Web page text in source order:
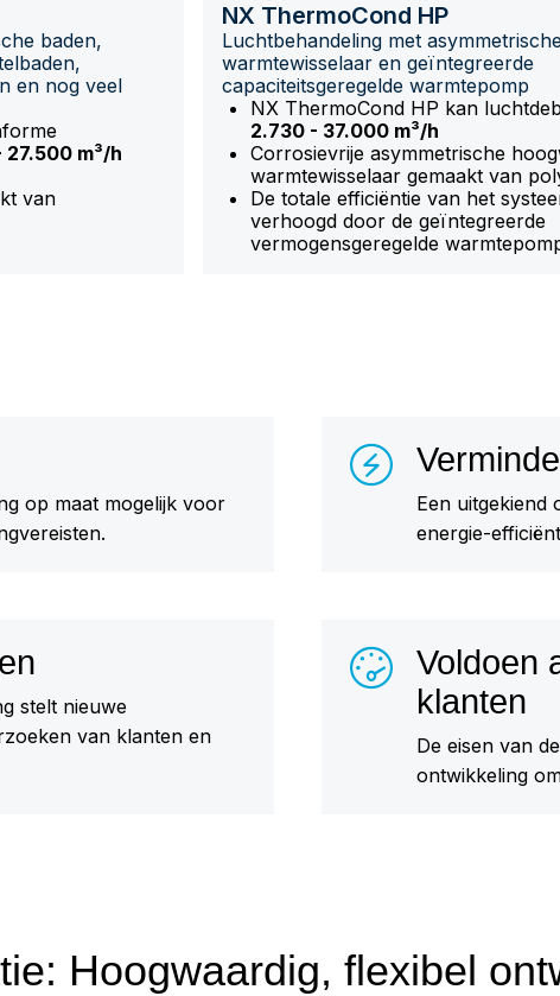
baden,
en nog veel
m³/h
van
NX ThermoCond HP
Luchtbehandeling met
warmtewisselaar en geïntegreerde
capaciteitsgeregelde warmtepomp
NX ThermoCond HP kan
2.730 - 37.000 m³/h
Corrosievrije asymmetrische
warmtewisselaar gemaakt van
De totale efficiëntie van het
verhoogd door de geïntegreerde
vermogensgeregelde
op maat mogelijk voor
Een
energie-
stelt nieuwe
van klanten en
Voldoen
klanten
De eisen van
ontwikkeling
Hoogwaardig, flexibel